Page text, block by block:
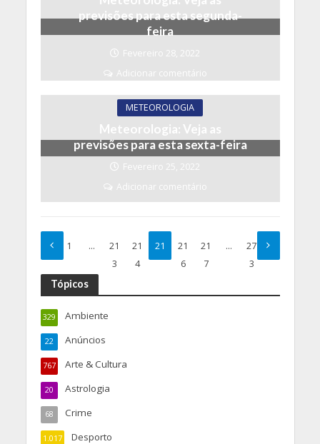
previsões para esta segunda-
feira
Fevereiro 28, 2022
Adicionar comentário
METEOROLOGIA
Meteorologia: Veja as
previsões para esta sexta-feira
Fevereiro 25, 2022
Adicionar comentário
1 …
21
3
21
4
21
5
21
6
21
7
…
27
3
Tópicos
Ambiente
329
Anúncios
22
Arte & Cultura
767
Astrologia
20
Crime
68
Desporto
1.017